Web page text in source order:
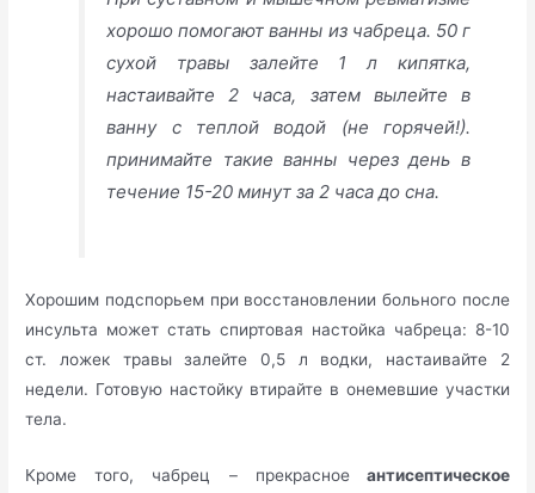
хорошо помогают ванны из чабреца. 50 г
сухой травы залейте 1 л кипятка,
настаивайте 2 часа, затем вылейте в
ванну с теплой водой (не горячей!).
принимайте такие ванны через день в
течение 15-20 минут за 2 часа до сна.
Хорошим подспорьем при восстановлении больного после
инсульта может стать спиртовая настойка чабреца: 8-10
ст. ложек травы залейте 0,5 л водки, настаивайте 2
недели. Готовую настойку втирайте в онемевшие участки
тела.
Кроме того, чабрец – прекрасноеантисептическое